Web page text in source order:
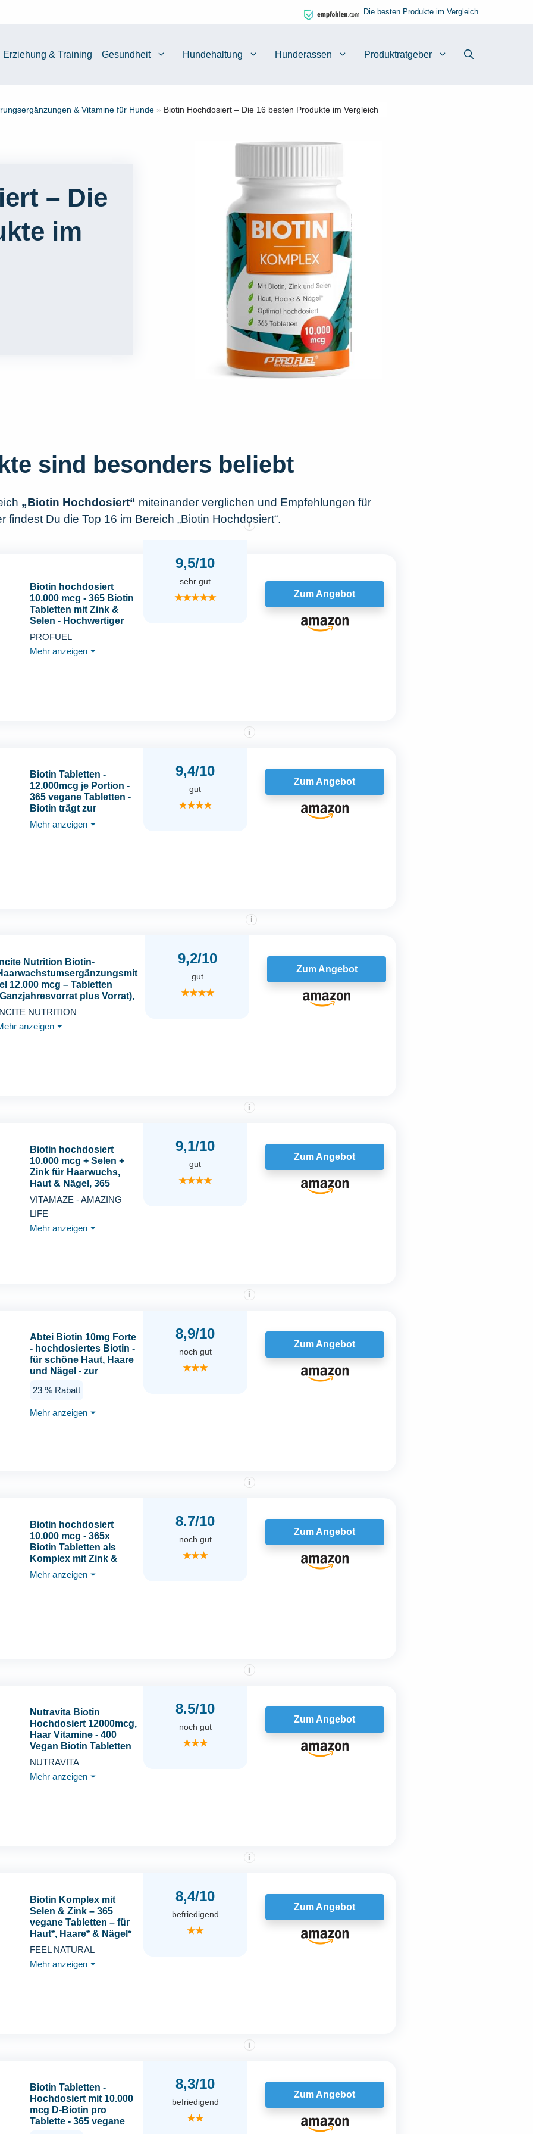
Die besten Produkte im Vergleich
Erziehung & Training Gesundheit Hundehaltung Hunderassen Produktratgeber
& Vitamine für Hunde » Biotin Hochdosiert – Die 16 besten Produkte im Vergleich
– Die
im
sind besonders beliebt
„Biotin Hochdosiert“ miteinander verglichen und Empfehlungen für
findest Du die Top 16 im Bereich „Biotin Hochdosiert“.
Biotin hochdosiert
10.000 mcg - 365 Biotin
Tabletten mit Zink &
Selen - Hochwertiger
Komplex für
Haarwuchs, Haut &
Nägel - laborgeprüft mit
PROFUEL
Mehr anzeigen ⏷
9,5/10
i
sehr gut
★★★★★ Zum Angebot
Biotin Tabletten -
12.000mcg je Portion -
365 vegane Tabletten -
Biotin trägt zur
Erhaltung normaler
Haut und normaler
Mehr anzeigen ⏷
9,4/10
i
gut
★★★★
Zum Angebot
Nutrition Biotin-
12.000 mcg – Tabletten
plus Vorrat),
im Vereinigten
für Herren und
400 Stück (1er-Pack)
NUTRITION
anzeigen ⏷
9,2/10
i
gut
★★★★
Zum Angebot
Biotin hochdosiert
10.000 mcg + Selen +
Zink für Haarwuchs,
Haut & Nägel, 365
vegane Tabletten für 1
Jahr,
Nahrungsergänzung
ohne Zusatzstoffe,
VITAMAZE - AMAZING
LIFE
Mehr anzeigen ⏷
9,1/10
i
gut
★★★★
Zum Angebot
Abtei Biotin 10mg Forte
- hochdosiertes Biotin -
für schöne Haut, Haare
und Nägel - zur
Biotinmangel -
Tabletten
23 % Rabatt
Mehr anzeigen ⏷
8,9/10
i
noch gut
★★★
Zum Angebot
Biotin hochdosiert
10.000 mcg - 365x
Biotin Tabletten als
Komplex mit Zink &
Selen - Vitalstoffe für
Haarwuchs, Haut &
Mehr anzeigen ⏷
8.7/10
i
noch gut
★★★
Zum Angebot
Nutravita Biotin
Hochdosiert 12000mcg,
Haar Vitamine - 400
Vegan Biotin Tabletten
für 1+ Jahr Vorat,
Vitamin B7 - Haut Haare
Nägel (EFSA) -
NUTRAVITA
Mehr anzeigen ⏷
8.5/10
i
noch gut
★★★
Zum Angebot
Biotin Komplex mit
Selen & Zink – 365
vegane Tabletten – für
Haut*, Haare* & Nägel*
– hochdosiert, ohne
unnötige Zusätze – in
Deutschland entwickelt
FEEL NATURAL
Mehr anzeigen ⏷
8,4/10
i
befriedigend
★★
Zum Angebot
Biotin Tabletten -
Hochdosiert mit 10.000
mcg D-Biotin pro
Tablette - 365 vegane
8,3/10
i
befriedigend
★★
Zum Angebot